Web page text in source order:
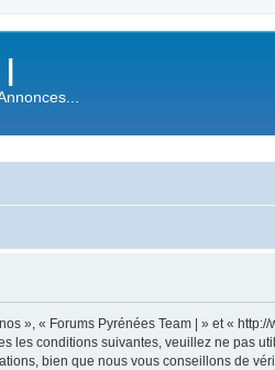
», « Forums Pyrénées Team | » et «
les conditions suivantes, veuillez ne pas
bien que nous vous conseillons de